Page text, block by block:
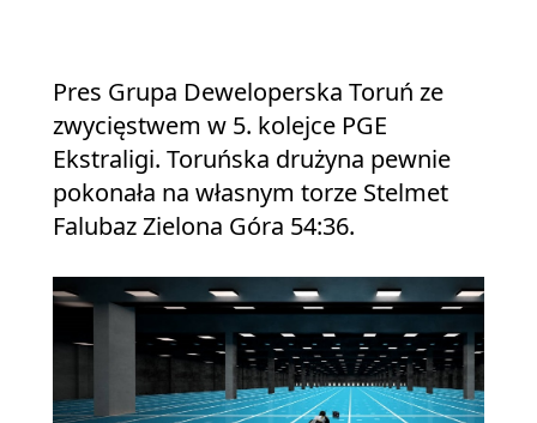
Pres Grupa Deweloperska Toruń ze
zwycięstwem w 5. kolejce PGE
Ekstraligi. Toruńska drużyna pewnie
pokonała na własnym torze Stelmet
Falubaz Zielona Góra 54:36.